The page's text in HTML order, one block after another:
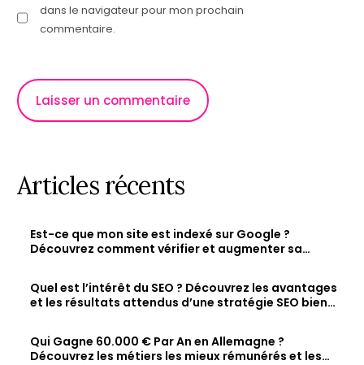
dans le navigateur pour mon prochain
commentaire.
Articles récents
Est-ce que mon site est indexé sur Google ?
Découvrez comment vérifier et augmenter sa
Quel est l’intérêt du SEO ? Découvrez les avantages
et les résultats attendus d’une stratégie SEO bien
Qui Gagne 60.000 € Par An en Allemagne ?
Découvrez les métiers les mieux rémunérés et les